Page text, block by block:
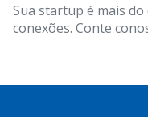
Sua startup é mais
conexões. Conte